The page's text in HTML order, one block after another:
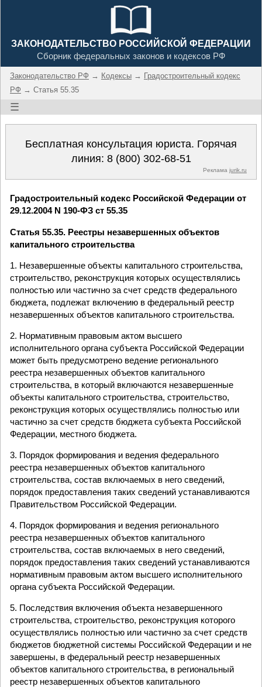
ЗАКОНОДАТЕЛЬСТВО РОССИЙСКОЙ ФЕДЕРАЦИИ
Сборник федеральных законов и кодексов РФ
Законодательство РФ → Кодексы → Градостроительный кодекс
РФ → Статья 55.35
☰
Бесплатная консультация юриста. Горячая
линия: 8 (800) 302-68-51
Реклама jurik.ru
Градостроительный кодекс Российской Федерации от
29.12.2004 N 190-ФЗ ст 55.35
Статья 55.35. Реестры незавершенных объектов
капитального строительства
1. Незавершенные объекты капитального строительства,
строительство, реконструкция которых осуществлялись
полностью или частично за счет средств федерального
бюджета, подлежат включению в федеральный реестр
незавершенных объектов капитального строительства.
2. Нормативным правовым актом высшего
исполнительного органа субъекта Российской Федерации
может быть предусмотрено ведение регионального
реестра незавершенных объектов капитального
строительства, в который включаются незавершенные
объекты капитального строительства, строительство,
реконструкция которых осуществлялись полностью или
частично за счет средств бюджета субъекта Российской
Федерации, местного бюджета.
3. Порядок формирования и ведения федерального
реестра незавершенных объектов капитального
строительства, состав включаемых в него сведений,
порядок предоставления таких сведений устанавливаются
Правительством Российской Федерации.
4. Порядок формирования и ведения регионального
реестра незавершенных объектов капитального
строительства, состав включаемых в него сведений,
порядок предоставления таких сведений устанавливаются
нормативным правовым актом высшего исполнительного
органа субъекта Российской Федерации.
5. Последствия включения объекта незавершенного
строительства, строительство, реконструкция которого
осуществлялись полностью или частично за счет средств
бюджетов бюджетной системы Российской Федерации и не
завершены, в федеральный реестр незавершенных
объектов капитального строительства, в региональный
реестр незавершенных объектов капитального